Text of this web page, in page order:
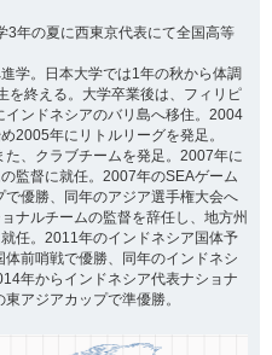
3年の夏に西東京代表にて全国高等
学。日本大学では1年の秋から体調
を終える。大学卒業後は、フィリピ
ンドネシアのバリ島へ移住。2004
2005年にリトルリーグを発足。
、クラブチームを発足。2007年に
監督に就任。2007年のSEAゲーム
優勝、同年のアジア選手権大会へ
ナルチームの監督を辞任し、地方州
任。2011年のインドネシア国体予
前哨戦で優勝、同年のインドネシ
年からインドネシア代表ナショナ
アジアカップで準優勝。